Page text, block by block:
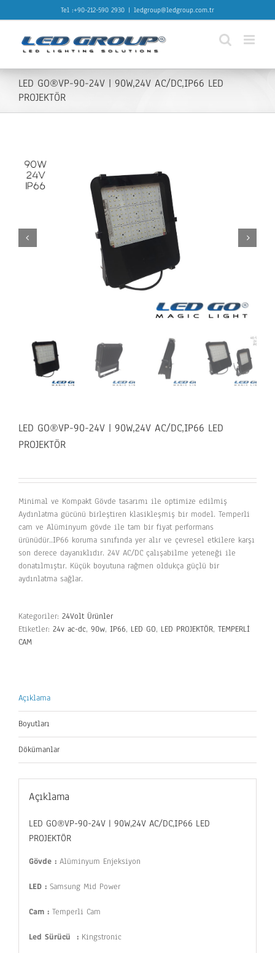
to
Tel :+90-212-590 2930 | ledgroup@ledgroup.com.tr
LED GO®VP-90-24V | 90W,24V AC/DC,IP66 LED
PROJEKTÖR
LED GO®VP-90-24V | 90W,24V AC/DC,IP66 LED
PROJEKTÖR
Minimal ve Kompakt Gövde tasarımı ile optimize edilmiş
Aydınlatma gücünü birleştiren klasikleşmiş bir model. Temperli
cam ve Alüminyum gövde ile tam bir fiyat performans
ürünüdür..IP66 koruma sınıfında yer alır ve çevresel etkilere karşı
son derece dayanıklıdır. 24V AC/DC çalışabilme yeteneği ile
donatılmıştır. Küçük boyutuna rağmen oldukça güçlü bir
aydınlatma sağlar.
Kategoriler: 24Volt Ürünler
Etiketler: 24v ac-dc, 90w, IP66, LED GO, LED PROJEKTÖR, TEMPERLİ
CAM
Açıklama
Boyutları
Dökümanlar
Açıklama
LED GO®VP-90-24V | 90W,24V AC/DC,IP66 LED
PROJEKTÖR
Gövde :Alüminyum Enjeksiyon
LED :Samsung Mid Power
Cam :Temperli Cam
Led Sürücü :Kingstronic